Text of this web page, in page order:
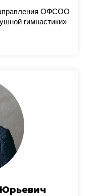
ОФСОО
гимнастики»